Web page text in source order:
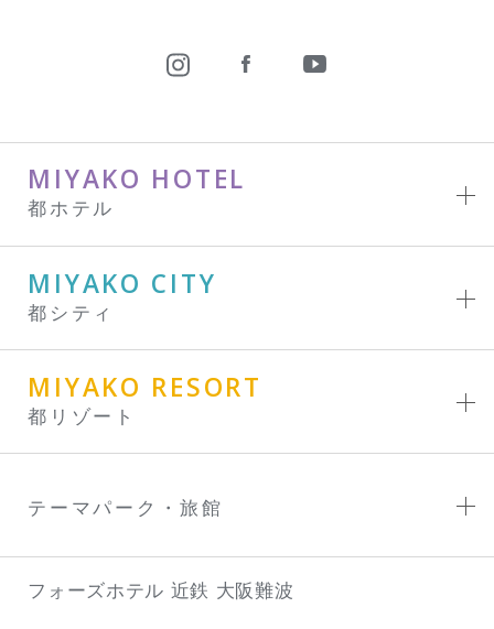
MIYAKO HOTEL
都ホテル
MIYAKO CITY
都シティ
MIYAKO RESORT
都リゾート
テーマパーク・旅館
フォーズホテル 近鉄 大阪難波